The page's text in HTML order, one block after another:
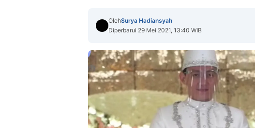
OlehSurya Hadiansyah
Diperbarui 29 Mei 2021, 13:40 WIB